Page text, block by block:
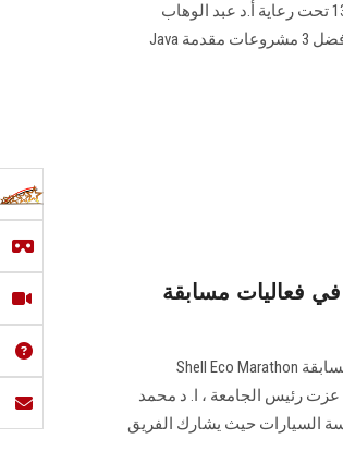
والمعلومات مسابقة بين طلاب الفرقة الثانية يوم 13/6/2019 تحت رعاية أ.د عبد الوهاب
عزت رئيس الجامعة وإشراف عميدة الكلية وذلك لاختيار أفضل 3 مشروعات مقدمة Java
فعاليات مسابقة
يشارك فريق سباقات كلية الهندسة بجامعة عين شمس بمسابقة Shell Eco Marathon
عزت رئيس الجامعة ، ا. د محمد
السيارات حيث يشارك الفريق